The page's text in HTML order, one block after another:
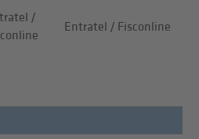
/
Entratel / Fisconline